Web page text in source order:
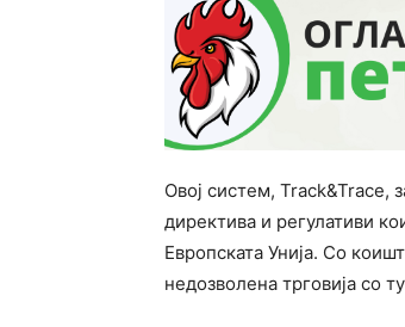
Овој систем, Track&Trace,
директива и регулативи
Европската Унија. Со
недозволена трговија со